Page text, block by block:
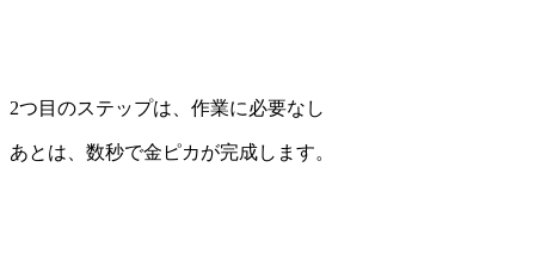
2つ目のステップは、作業に必要なし
あとは、数秒で金ピカが完成します。